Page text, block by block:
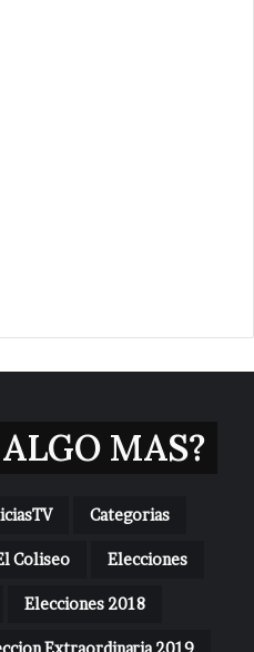
MAS?
Categorias
Coliseo Elecciones
Elecciones 2018
Extraordinaria 2019